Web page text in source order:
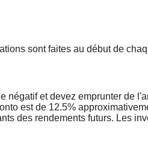
sont faites au début de
négatif et devez emprunter de
est de 12.5%
des rendements futurs. Les